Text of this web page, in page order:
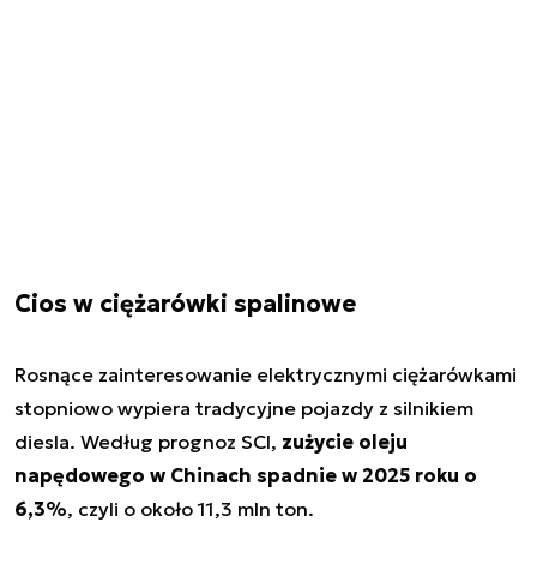
Cios w ciężarówki spalinowe
Rosnące zainteresowanie elektrycznymi ciężarówkami
stopniowo wypiera tradycyjne pojazdy z silnikiem
diesla. Według prognoz SCI, zużycie oleju
napędowego w Chinach spadnie w 2025 roku o
6,3%, czyli o około 11,3 mln ton.